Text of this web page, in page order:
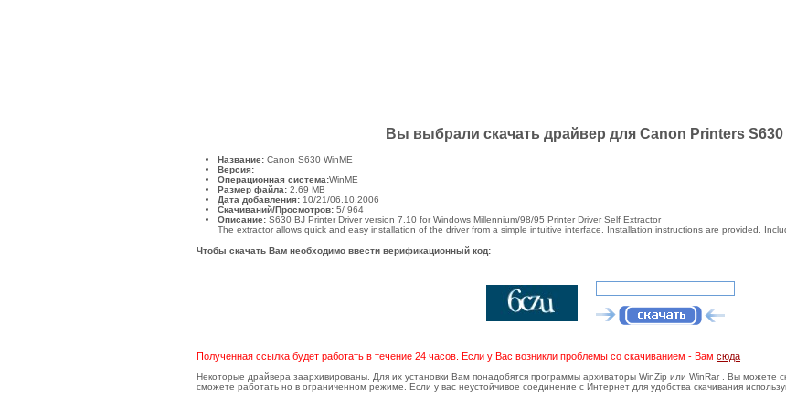
Вы выбрали скачать драйвер для Canon Printers S630
Название: Canon S630 WinME
Версия:
Операционная система:WinME
Размер файла: 2.69 MB
Дата добавления: 10/21/06.10.2006
Скачиваний/Просмотров: 5/ 964
Описание: S630 BJ Printer Driver version 7.10 for Windows Millennium/98/95 Printer Driver Self Extractor
The extractor allows quick and easy installation of the driver from a simple intuitive interface. Installation instructions are provided.
Чтобы скачать Вам необходимо ввести верификационный код:
Полученная ссылка будет работать в течение 24 часов. Если у Вас возникли проблемы со скачиванием - Вам сюда
Некоторые драйвера заархивированы. Для их установки Вам понадобятся программы архиваторы WinZip или WinRar . Вы можете
сможете работать но в ограниченном режиме. Если у вас неустойчивое соединение с Интернет для удобства скачивания